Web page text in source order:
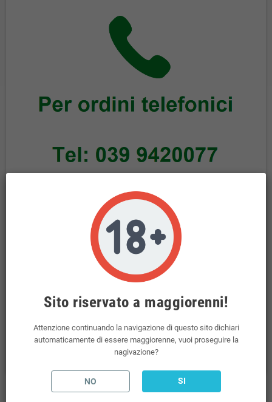
Politiche per la sicurezza
Transazioni sicure tramite il Pos Virtuale di NEXI
Politiche per le spedizioni
Politiche per i resi
Il Diritto di Recesso è regolato dal D. Lgs n. 206/2005
Sito riservato a maggiorenni!
Attenzione continuando la navigazione di questo sito dichiari
automaticamente di essere maggiorenne, vuoi proseguire la
nagivazione?
NO SI